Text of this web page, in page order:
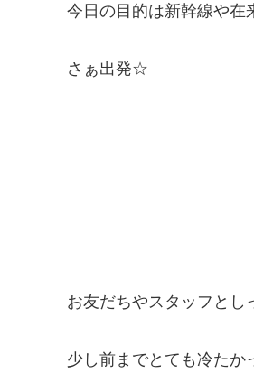
今日の目的は新幹線や在
さぁ出発☆
お友だちやスタッフとし
少し前までとても冷たか